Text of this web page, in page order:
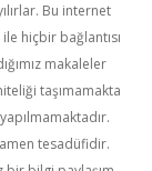
Bu internet
hiçbir bağlantısı
makaleler
taşımamakta
tesadüfidir.